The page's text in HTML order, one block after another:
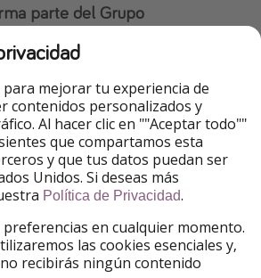
parte del Grupo
HolidayPirates
WakacyjniPiraci
Ferienpiraten
Urlaubspiraten
Información legal
mejorar tu experiencia de
contenidos personalizados y
Al hacer clic en ""Aceptar todo""
que compartamos esta
y que tus datos puedan ser
Unidos. Si deseas más
Política de Privacidad.
en cualquier momento.
las cookies esenciales y,
recibirás ningún contenido